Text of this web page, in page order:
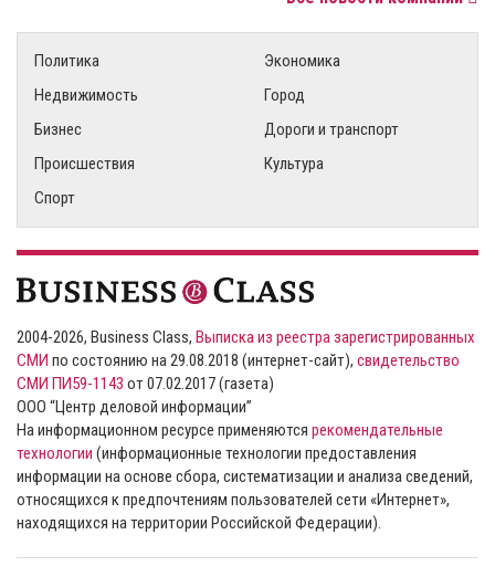
Политика
Экономика
Недвижимость
Город
Бизнес
Дороги и транспорт
Происшествия
Культура
Спорт
2004-2026, Business Class, Выписка из реестра зарегистрированных
СМИ по состоянию на 29.08.2018 (интернет-сайт), свидетельство
СМИ ПИ59-1143 от 07.02.2017 (газета)
ООО “Центр деловой информации”
На информационном ресурсе применяются рекомендательные
технологии (информационные технологии предоставления
информации на основе сбора, систематизации и анализа сведений,
относящихся к предпочтениям пользователей сети «Интернет»,
находящихся на территории Российской Федерации).